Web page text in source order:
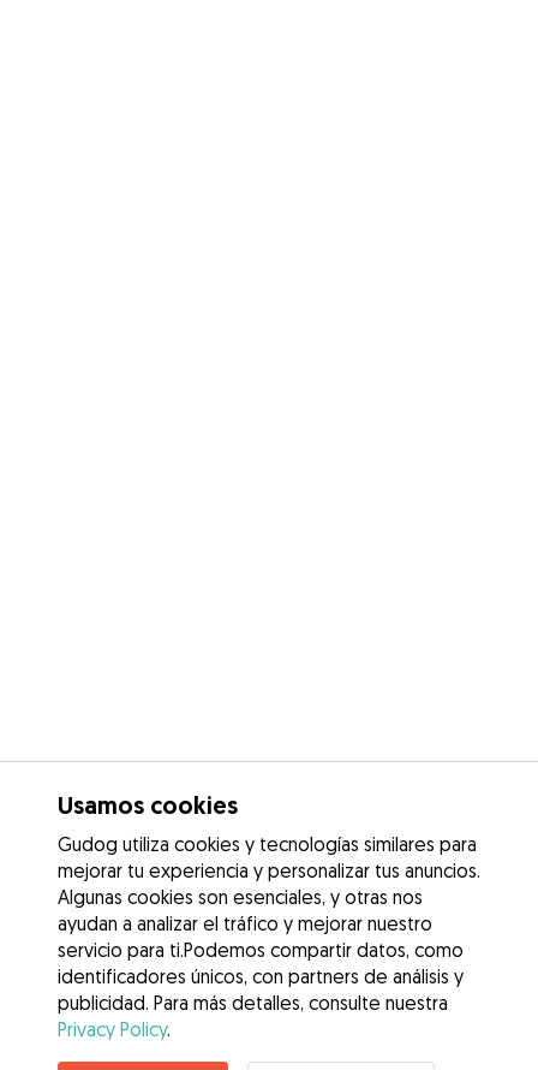
Usamos cookies
Gudog utiliza cookies y tecnologías similares para
mejorar tu experiencia y personalizar tus anuncios.
Algunas cookies son esenciales, y otras nos
ayudan a analizar el tráfico y mejorar nuestro
servicio para ti.Podemos compartir datos, como
identificadores únicos, con partners de análisis y
publicidad. Para más detalles, consulte nuestra
Privacy Policy.